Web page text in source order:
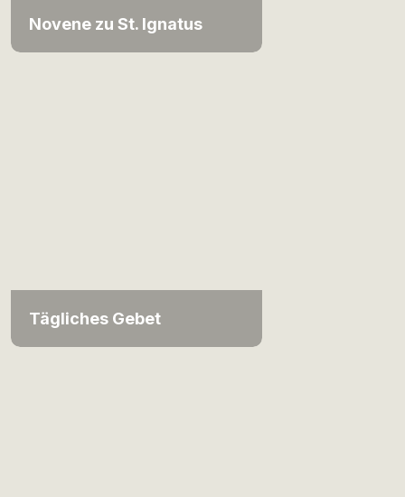
Novene zu St. Ignatus
Tägliches Gebet